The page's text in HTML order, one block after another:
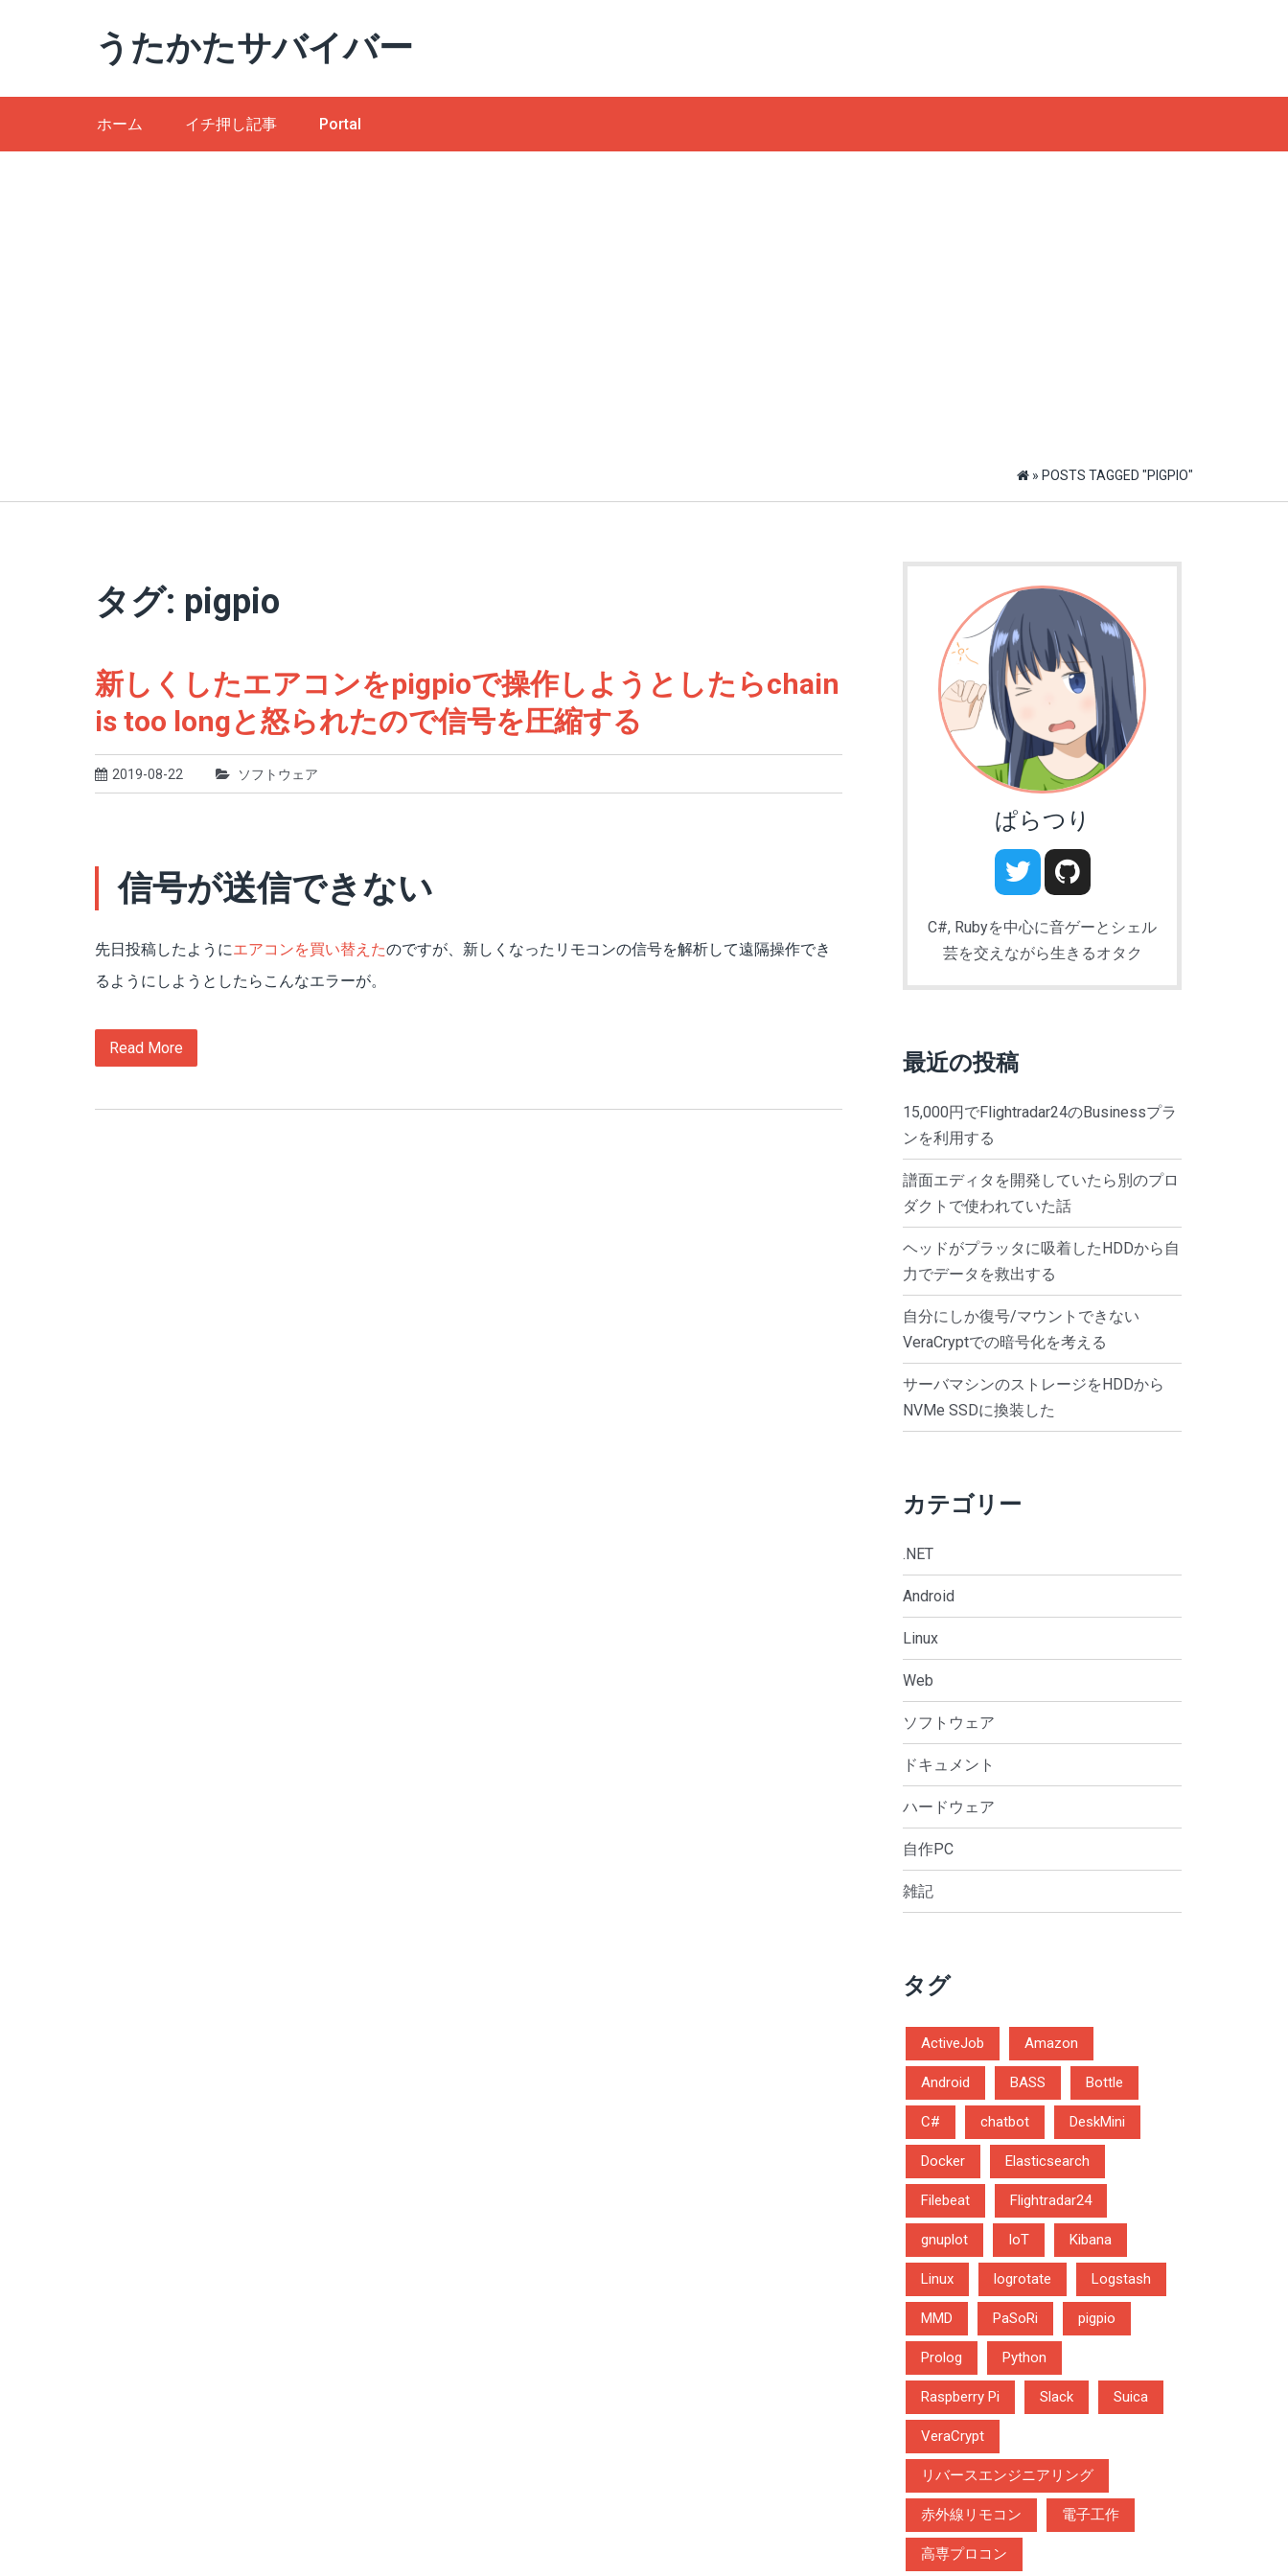
うたかたサバイバー
ホーム イチ押し記事 Portal
» POSTS TAGGED "PIGPIO"
タグ: pigpio
新しくしたエアコンをpigpioで操作しようとしたらchain
is too longと怒られたので信号を圧縮する
2019-08-22 ソフトウェア
信号が送信できない
先日投稿したようにエアコンを買い替えたのですが、新しくなったリモコンの信号を解析して遠隔操作でき
るようにしようとしたらこんなエラーが。
Read More
ぱらつり
C#, Rubyを中心に音ゲーとシェル
芸を交えながら生きるオタク
最近の投稿
15,000円でFlightradar24のBusinessプラ
ンを利用する
譜面エディタを開発していたら別のプロ
ダクトで使われていた話
ヘッドがプラッタに吸着したHDDから自
力でデータを救出する
自分にしか復号/マウントできない
VeraCryptでの暗号化を考える
サーバマシンのストレージをHDDから
NVMe SSDに換装した
カテゴリー
.NET
Android
Linux
Web
ソフトウェア
ドキュメント
ハードウェア
自作PC
雑記
タグ
ActiveJob Amazon
Android BASS Bottle
C# chatbot DeskMini
Docker Elasticsearch
Filebeat Flightradar24
gnuplot IoT Kibana
Linux logrotate Logstash
MMD PaSoRi pigpio
Prolog Python
Raspberry Pi Slack Suica
VeraCrypt
リバースエンジニアリング
赤外線リモコン 電子工作
高専プロコン